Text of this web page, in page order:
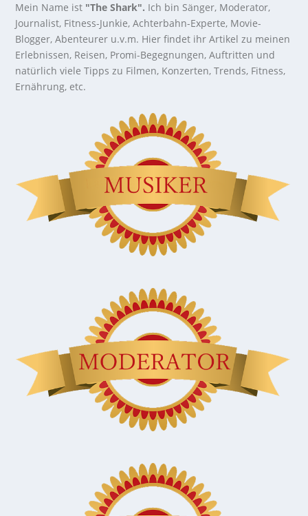
Mein Name ist "The Shark". Ich bin Sänger, Moderator,
Journalist, Fitness-Junkie, Achterbahn-Experte, Movie-
Blogger, Abenteurer u.v.m. Hier findet ihr Artikel zu meinen
Erlebnissen, Reisen, Promi-Begegnungen, Auftritten und
natürlich viele Tipps zu Filmen, Konzerten, Trends, Fitness,
Ernährung, etc.